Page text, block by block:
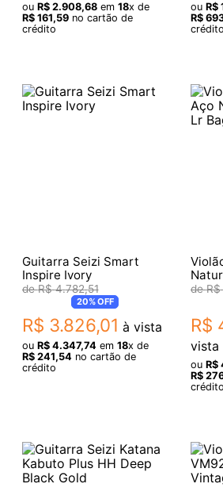
ou R$ 2.908,68em 18x de
R$ 161,59no cartão de
crédito
ou R$
R$
crédito
Guitarra Seizi Smart
Inspire Ivory
R$ 4.782,51
20%OFF
R$ 3.826,01 à vista
ou R$ 4.347,74em 18x de
R$ 241,54no cartão de
crédito
R$
R$
vista
ou R$
R$
crédito